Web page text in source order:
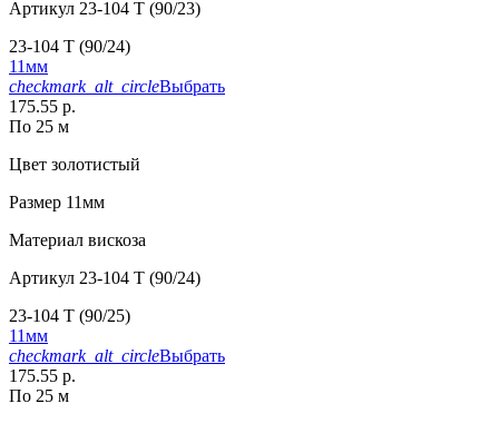
Артикул 23-104 T (90/23)
23-104 T (90/24)
11мм
checkmark_alt_circleВыбрать
175.55 р.
По 25 м
Цвет золотистый
Размер 11мм
Материал вискоза
Артикул 23-104 T (90/24)
23-104 T (90/25)
11мм
checkmark_alt_circleВыбрать
175.55 р.
По 25 м